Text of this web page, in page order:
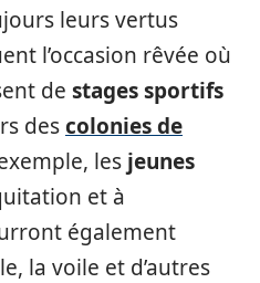
leurs vertus
l’occasion rêvée où
de stages sportifs
descolonies de
les jeunes
et à
également
la voile et d’autres